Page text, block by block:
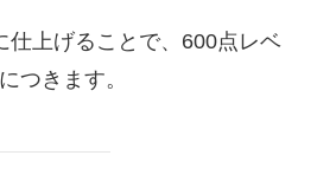
仕上げることで、600点レベ
つきます。